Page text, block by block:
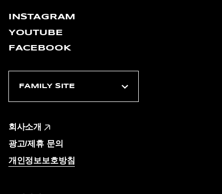
INSTAGRAM
YOUTUBE
FACEBOOK
회사소개
광고/제휴 문의
개인정보보호방침